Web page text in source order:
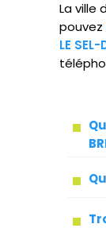
La ville
pouvez
LE